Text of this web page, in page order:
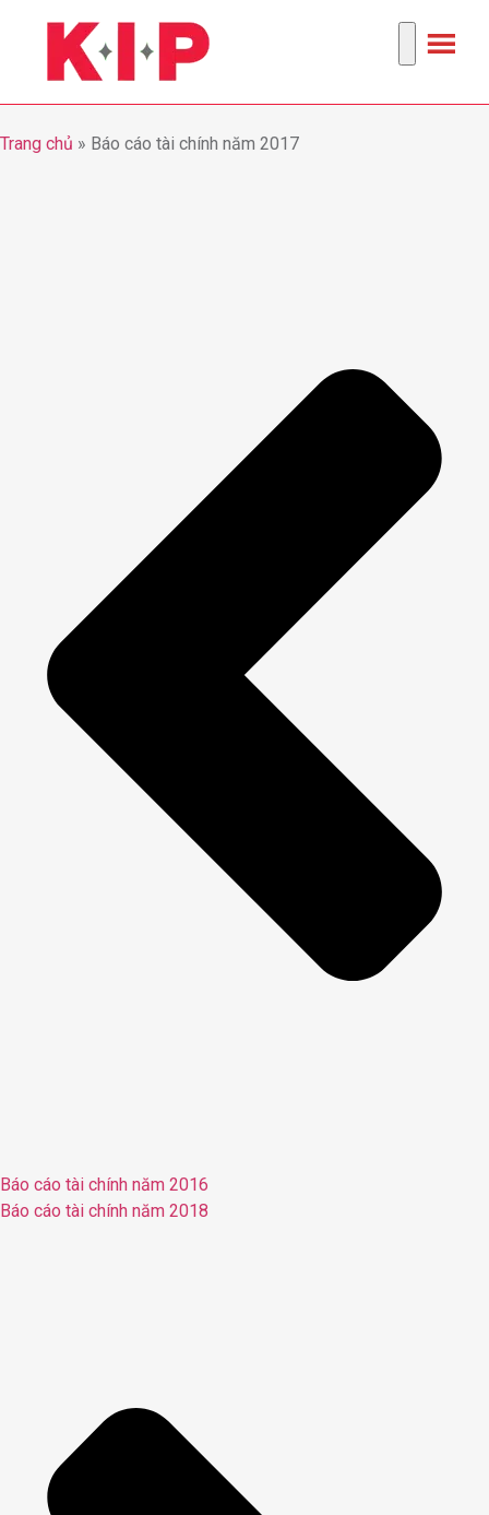
Trang chủ » Báo cáo tài chính năm 2017
Báo cáo tài chính năm 2016
Báo cáo tài chính năm 2018